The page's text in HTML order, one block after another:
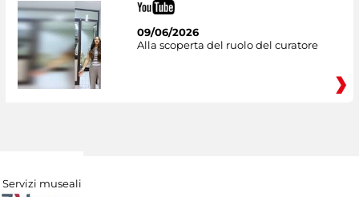
09/06/2026
Alla scoperta del ruolo del curatore
Servizi museali